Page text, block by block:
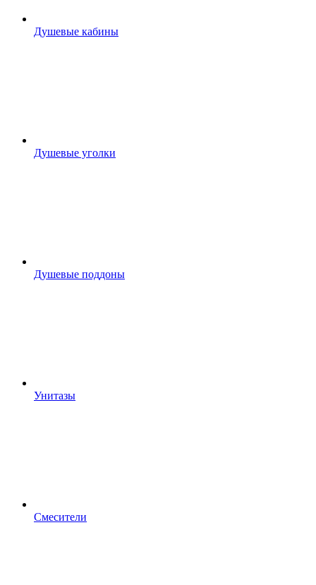
Душевые кабины
Душевые уголки
Душевые поддоны
Унитазы
Смесители